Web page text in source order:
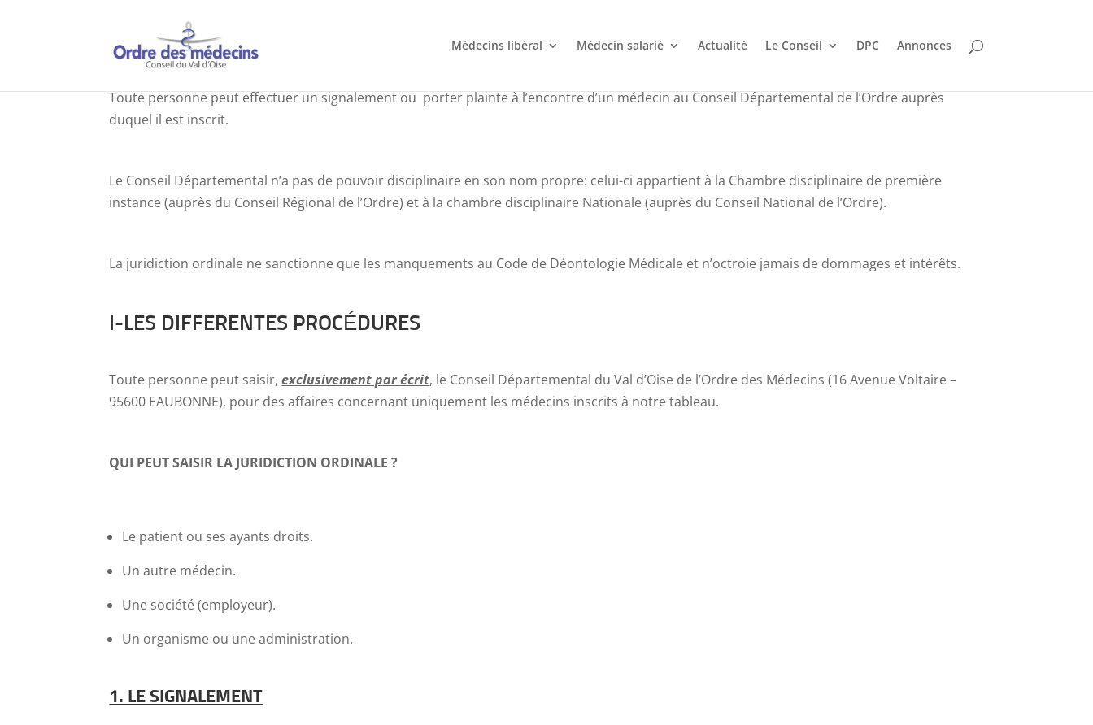
Médecins libéral Médecin salarié Actualité Le Conseil DPC Annonces
Toute personne peut effectuer un signalement ou porter plainte à l’encontre d’un médecin au Conseil Départemental de l’Ordre auprès
duquel il est inscrit.
Le Conseil Départemental n’a pas de pouvoir disciplinaire en son nom propre: celui-ci appartient à la Chambre disciplinaire de première
instance (auprès du Conseil Régional de l’Ordre) et à la chambre disciplinaire Nationale (auprès du Conseil National de l’Ordre).
La juridiction ordinale ne sanctionne que les manquements au Code de Déontologie Médicale et n’octroie jamais de dommages et intérêts.
I-LES DIFFERENTES PROCÉDURES
Toute personne peut saisir, exclusivement par écrit, le Conseil Départemental du Val d’Oise de l’Ordre des Médecins (16 Avenue Voltaire –
95600 EAUBONNE), pour des affaires concernant uniquement les médecins inscrits à notre tableau.
QUI PEUT SAISIR LA JURIDICTION ORDINALE ?
Le patient ou ses ayants droits.
Un autre médecin.
Une société (employeur).
Un organisme ou une administration.
1. LE SIGNALEMENT